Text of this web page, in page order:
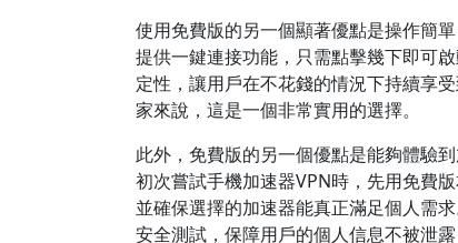
使用免費版的另一個顯著優點是操作簡
提供一鍵連接功能，只需點擊幾下即可
定性，讓用戶在不花錢的情況下持續享
家來說，這是一個非常實用的選擇。
此外，免費版的另一個優點是能夠體驗
初次嘗試手機加速器VPN時，先用免費
並確保選擇的加速器能真正滿足個人需
安全測試，保障用戶的個人信息不被泄露